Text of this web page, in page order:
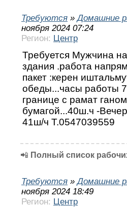
Требуются »Домашние
ноября 2024 07:24
Регион: Центр
Требуется Мужчина
здания .работа
пакет :керен
обеды...часы работы
границе с рамат
бумагой...40ш.ч -
41ш/ч Т.0547039559
📲 Полный список
Требуются »Домашние
ноября 2024 18:49
Регион: Центр